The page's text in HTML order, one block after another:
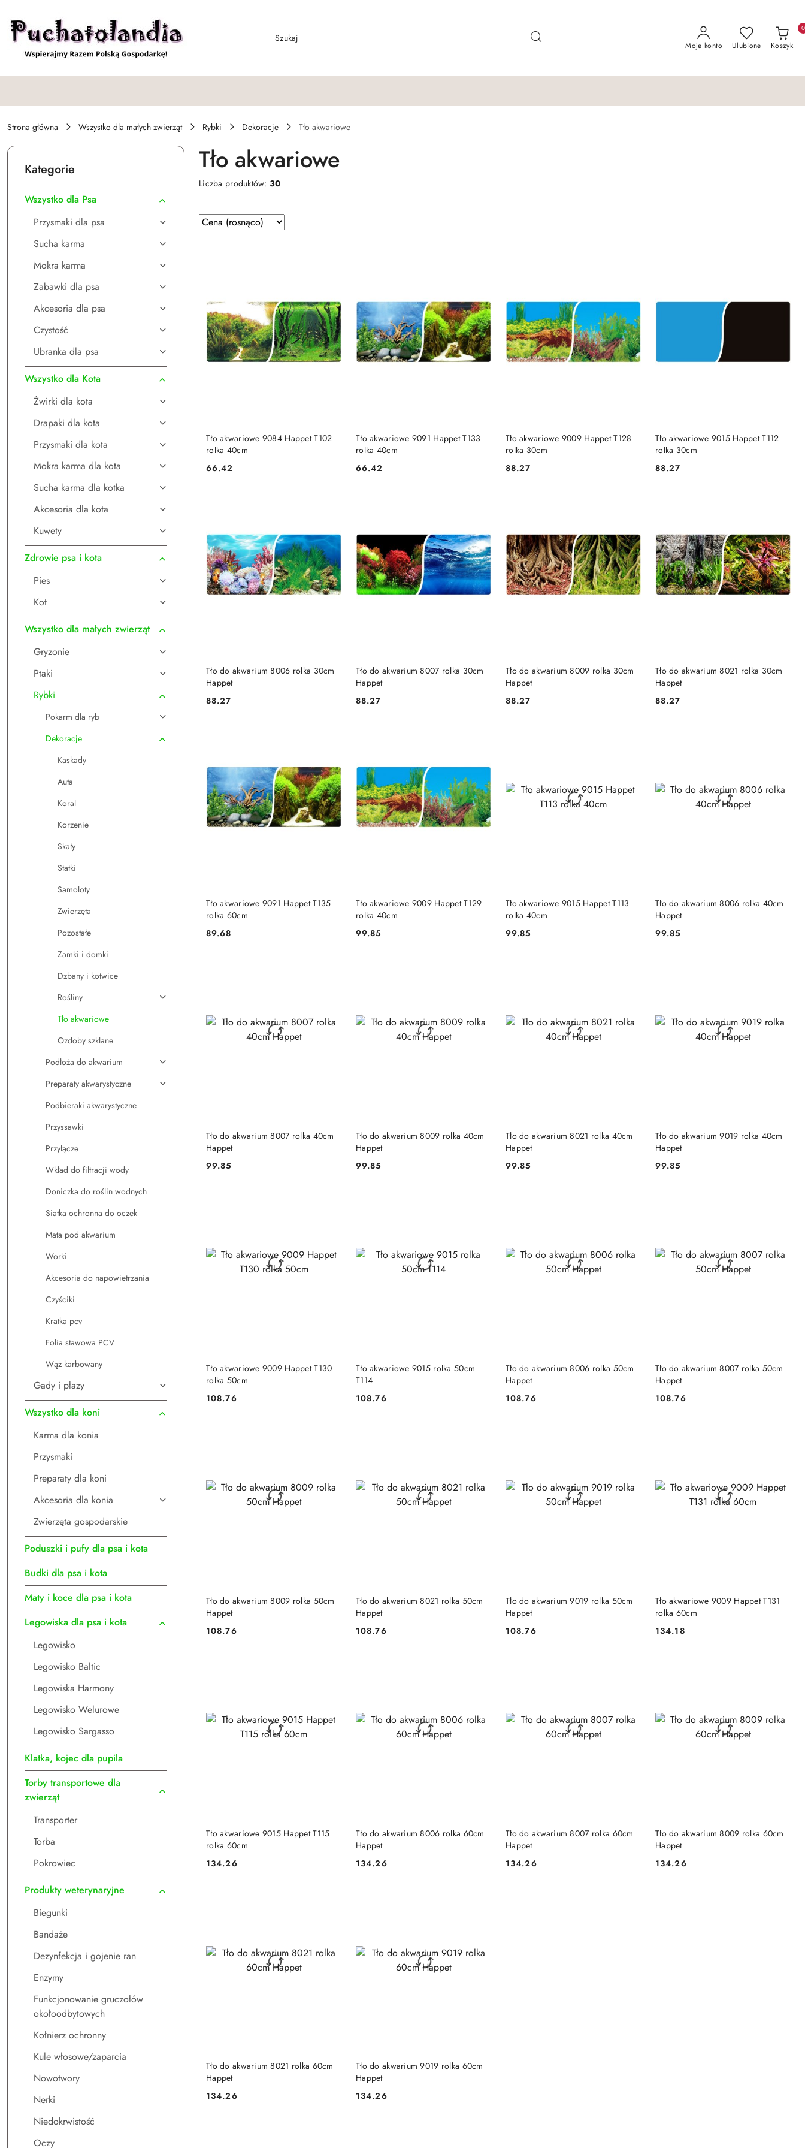
Moje konto Ulubione Koszyk
0
Strona główna Wszystko dla małych zwierząt Rybki Dekoracje Tło akwariowe
Kategorie
Wszystko dla Psa
Przysmaki dla psa
Sucha karma
Mokra karma
Zabawki dla psa
Akcesoria dla psa
Czystość
Ubranka dla psa
Wszystko dla Kota
Żwirki dla kota
Drapaki dla kota
Przysmaki dla kota
Mokra karma dla kota
Sucha karma dla kotka
Akcesoria dla kota
Kuwety
Zdrowie psa i kota
Pies
Kot
Wszystko dla małych zwierząt
Gryzonie
Ptaki
Rybki
Pokarm dla ryb
Dekoracje
Kaskady
Auta
Koral
Korzenie
Skały
Statki
Samoloty
Zwierzęta
Pozostałe
Zamki i domki
Dzbany i kotwice
Rośliny
Tło akwariowe
Ozdoby szklane
Podłoża do akwarium
Preparaty akwarystyczne
Podbieraki akwarystyczne
Przyssawki
Przyłącze
Wkład do filtracji wody
Doniczka do roślin wodnych
Siatka ochronna do oczek
Mata pod akwarium
Worki
Akcesoria do napowietrzania
Czyściki
Kratka pcv
Folia stawowa PCV
Wąż karbowany
Gady i płazy
Wszystko dla koni
Karma dla konia
Przysmaki
Preparaty dla koni
Akcesoria dla konia
Zwierzęta gospodarskie
Poduszki i pufy dla psa i kota
Budki dla psa i kota
Maty i koce dla psa i kota
Legowiska dla psa i kota
Legowisko
Legowisko Baltic
Legowiska Harmony
Legowisko Welurowe
Legowisko Sargasso
Klatka, kojec dla pupila
Torby transportowe dla
zwierząt
Transporter
Torba
Pokrowiec
Produkty weterynaryjne
Biegunki
Bandaże
Dezynfekcja i gojenie ran
Enzymy
Funkcjonowanie gruczołów
okołoodbytowych
Kołnierz ochronny
Kule włosowe/zaparcia
Nowotwory
Nerki
Niedokrwistość
Oczy
Tło akwariowe
Liczba produktów:30
Zastosowano
sortowanie:
Sortuj
według
Tło akwariowe 9084 Happet T102
rolka 40cm
Cena:
66.42
DO KOSZYKA
Tło akwariowe 9091 Happet T133
rolka 40cm
Cena:
66.42
DO KOSZYKA
Tło akwariowe 9009 Happet T128
rolka 30cm
Cena:
88.27
DO KOSZYKA
Tło akwariowe 9015 Happet T112
rolka 30cm
Cena:
88.27
DO KOSZYKA
Tło do akwarium 8006 rolka 30cm
Happet
Cena:
88.27
DO KOSZYKA
Tło do akwarium 8007 rolka 30cm
Happet
Cena:
88.27
DO KOSZYKA
Tło do akwarium 8009 rolka 30cm
Happet
Cena:
88.27
DO KOSZYKA
Tło do akwarium 8021 rolka 30cm
Happet
Cena:
88.27
DO KOSZYKA
Tło akwariowe 9091 Happet T135
rolka 60cm
Cena:
89.68
DO KOSZYKA
Tło akwariowe 9009 Happet T129
rolka 40cm
Cena:
99.85
DO KOSZYKA
Tło akwariowe 9015 Happet T113
rolka 40cm
Cena:
99.85
DO KOSZYKA
Tło do akwarium 8006 rolka 40cm
Happet
Cena:
99.85
DO KOSZYKA
Tło do akwarium 8007 rolka 40cm
Happet
Cena:
99.85
DO KOSZYKA
Tło do akwarium 8009 rolka 40cm
Happet
Cena:
99.85
DO KOSZYKA
Tło do akwarium 8021 rolka 40cm
Happet
Cena:
99.85
DO KOSZYKA
Tło do akwarium 9019 rolka 40cm
Happet
Cena:
99.85
DO KOSZYKA
Tło akwariowe 9009 Happet T130
rolka 50cm
Cena:
108.76
DO KOSZYKA
Tło akwariowe 9015 rolka 50cm
T114
Cena:
108.76
DO KOSZYKA
Tło do akwarium 8006 rolka 50cm
Happet
Cena:
108.76
DO KOSZYKA
Tło do akwarium 8007 rolka 50cm
Happet
Cena:
108.76
DO KOSZYKA
Tło do akwarium 8009 rolka 50cm
Happet
Cena:
108.76
DO KOSZYKA
Tło do akwarium 8021 rolka 50cm
Happet
Cena:
108.76
DO KOSZYKA
Tło do akwarium 9019 rolka 50cm
Happet
Cena:
108.76
DO KOSZYKA
Tło akwariowe 9009 Happet T131
rolka 60cm
Cena:
134.18
DO KOSZYKA
Tło akwariowe 9015 Happet T115
rolka 60cm
Cena:
134.26
DO KOSZYKA
Tło do akwarium 8006 rolka 60cm
Happet
Cena:
134.26
DO KOSZYKA
Tło do akwarium 8007 rolka 60cm
Happet
Cena:
134.26
DO KOSZYKA
Tło do akwarium 8009 rolka 60cm
Happet
Cena:
134.26
DO KOSZYKA
Tło do akwarium 8021 rolka 60cm
Happet
Cena:
134.26
DO KOSZYKA
Tło do akwarium 9019 rolka 60cm
Happet
Cena:
134.26
DO KOSZYKA